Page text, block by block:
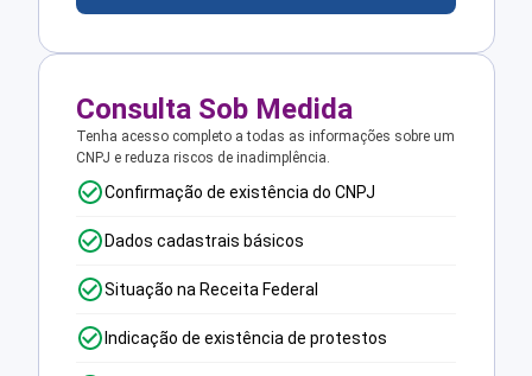
Consulta Sob Medida
Tenha acesso completo a todas as informações sobre um
CNPJ e reduza riscos de inadimplência.
Confirmação de existência do CNPJ
Dados cadastrais básicos
Situação na Receita Federal
Indicação de existência de protestos